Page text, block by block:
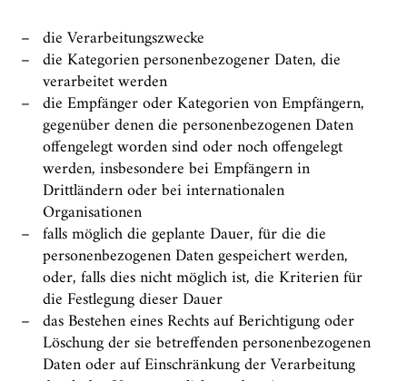
die Verarbeitungszwecke
die Kategorien personenbezogener Daten, die
verarbeitet werden
die Empfänger oder Kategorien von Empfängern,
gegenüber denen die personenbezogenen Daten
offengelegt worden sind oder noch offengelegt
werden, insbesondere bei Empfängern in
Drittländern oder bei internationalen
Organisationen
falls möglich die geplante Dauer, für die die
personenbezogenen Daten gespeichert werden,
oder, falls dies nicht möglich ist, die Kriterien für
die Festlegung dieser Dauer
das Bestehen eines Rechts auf Berichtigung oder
Löschung der sie betreffenden personenbezogenen
Daten oder auf Einschränkung der Verarbeitung